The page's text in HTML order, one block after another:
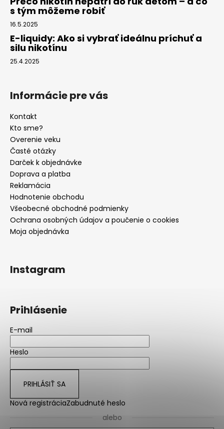
s tým môžeme robiť
16.5.2025
E-liquidy: Ako si vybrať ideálnu príchuť a
silu nikotínu
25.4.2025
Informácie pre vás
Kontakt
Kto sme?
Overenie veku
Časté otázky
Darček k objednávke
Doprava a platba
Reklamácia
Hodnotenie obchodu
Všeobecné obchodné podmienky
Ochrana osobných údajov a poučenie o cookies
Moja objednávka
Instagram
Prihlásenie
E-mail
Heslo
PRIHLÁSIŤ SA
Nová registráciaZabudnuté heslo
alebo